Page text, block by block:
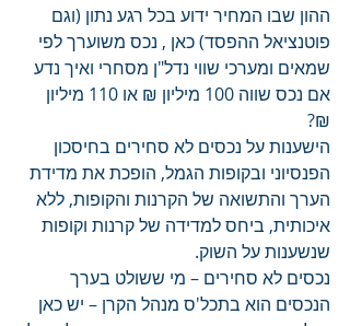
ההון שבו המחיר ידוע בכל רגע נתון (וגם
פוטנציאל ההפסד) כאן , נכס משוערך לפי
שמאים ומערכי שווי נדל"ן מסחרי ואיך נדע
אם נכס שווה 100 מיליון ₪ או 110 מיליון
₪?
הישענות על נכסים לא סחירים בחיסכון
הפנסיוני ובקופות הגמל, הופכת את מדידת
הערך והתשואה של הקרנות והקופות, ללא
איכותית, ביחס למדידה של קרנות וקופות
שנשענות על השוק.
נכסים לא סחירים – מי ששולט בערך
הנכסים הוא בתכל'ס מנהל הקרן – יש כאן